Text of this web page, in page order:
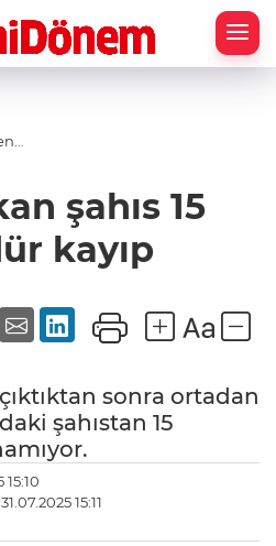
şahıs 15
kayıp
sonra ortadan
şahıstan 15
15:11